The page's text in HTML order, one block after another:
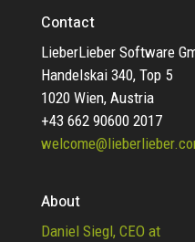
Contact
LieberLieber Software
Handelskai 340, Top 5
1020 Wien, Austria
+43 662 90600 2017
About
Daniel Siegl, CEO at